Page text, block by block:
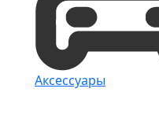
Аксессуары